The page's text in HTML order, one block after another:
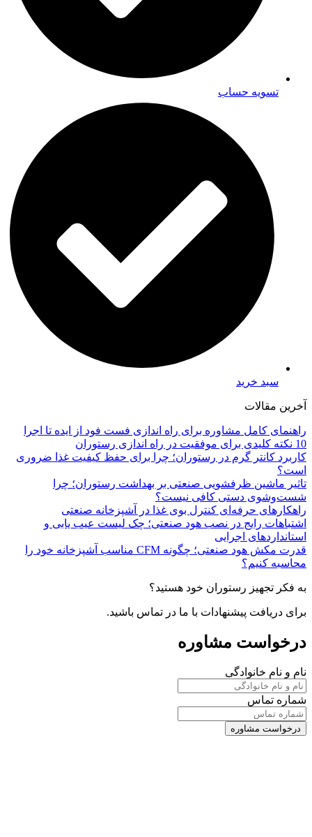
تسویه حساب
سبد خرید
آخرین مقالات
راهنمای کامل مشاوره برای راه اندازی فست فود از ایده تا اجرا
10 نکته کلیدی برای موفقیت در راه اندازی رستوران
کاربرد کانتر گرم در رستوران؛ چرا برای حفظ کیفیت غذا ضروری
است؟
تاثیر ماشین ظرفشویی صنعتی بر بهداشت رستوران؛ چرا
شست‌وشوی دستی کافی نیست؟
راهکارهای حرفه‌ای کنترل بوی غذا در آشپزخانه صنعتی
اشتباهات رایج در نصب هود صنعتی؛ چک لیست عیب یابی و
استانداردهای اجرایی
قدرت مکش هود صنعتی؛ چگونه CFM مناسب آشپزخانه خود را
محاسبه کنیم؟
به فکر تجهیز رستوران خود هستید؟
برای دریافت پیشنهادات با ما در تماس باشید.
درخواست مشاوره
نام و نام خانوادگی
شماره تماس